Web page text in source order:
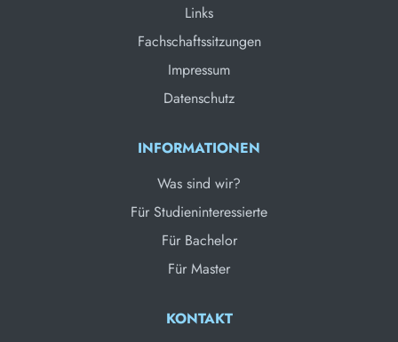
Links
Fachschaftssitzungen
Impressum
Datenschutz
INFORMATIONEN
Was sind wir?
Für Studieninteressierte
Für Bachelor
Für Master
KONTAKT